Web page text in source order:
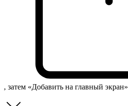
, затем «Добавить на главный экран»